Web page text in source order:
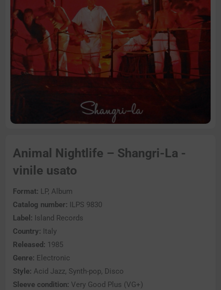
Animal Nightlife – Shangri-La -
vinile usato
Format: LP, Album
Catalog number: ILPS 9830
Label: Island Records
Country: Italy
Released: 1985
Genre: Electronic
Style: Acid Jazz, Synth-pop, Disco
Sleeve condition: Very Good Plus (VG+)